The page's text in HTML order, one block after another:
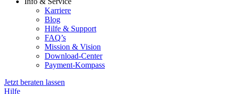
Karriere
Blog
Hilfe & Support
FAQ’s
Mission & Vision
Download-Center
Payment-Kompass
Jetzt beraten lassen
Hilfe